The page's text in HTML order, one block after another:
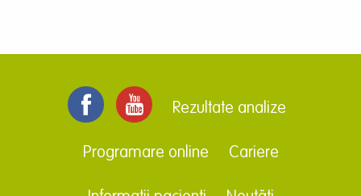
Rezultate analize
Programare online Cariere